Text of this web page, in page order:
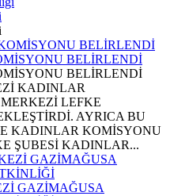
BELİRLENDİ
BELİRLENDİ
KADINLAR
LEFKE
AYRICA BU
KADINLAR KOMİSYONU
ŞUBESİ KADINLAR...
GAZİMAĞUSA